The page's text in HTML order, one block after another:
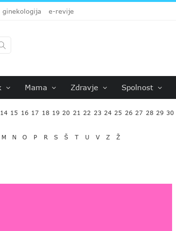
ginekologija e-revije
Mama Zdravje Spolnost
14 15 16 17 18 19 20 21 22 23 24 25 26 27 28 29 30
M N O P R S Š T U V Z Ž